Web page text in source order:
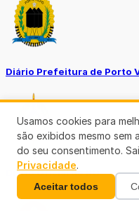
Diário Prefeitura de Porto
Diário Oficial de RO
Usamos cookies para
são exibidos mesmo
do seu consentimento.
Privacidade.
Aceitar todos